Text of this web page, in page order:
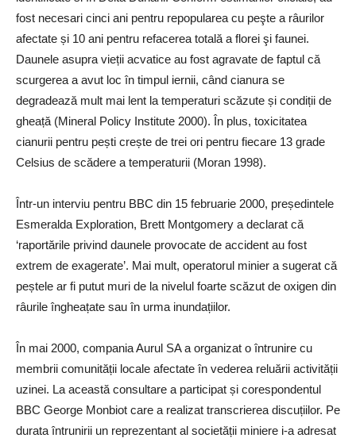
fost necesari cinci ani pentru repopularea cu peşte a râurilor
afectate și 10 ani pentru refacerea totală a florei şi faunei.
Daunele asupra vieții acvatice au fost agravate de faptul că
scurgerea a avut loc în timpul iernii, când cianura se
degradează mult mai lent la temperaturi scăzute și condiții de
gheață (Mineral Policy Institute 2000). În plus, toxicitatea
cianurii pentru pești crește de trei ori pentru fiecare 13 grade
Celsius de scădere a temperaturii (Moran 1998).
Într-un interviu pentru BBC din 15 februarie 2000, președintele
Esmeralda Exploration, Brett Montgomery a declarat că
‘raportările privind daunele provocate de accident au fost
extrem de exagerate’. Mai mult, operatorul minier a sugerat că
peștele ar fi putut muri de la nivelul foarte scăzut de oxigen din
râurile îngheațate sau în urma inundațiilor.
În mai 2000, compania Aurul SA a organizat o întrunire cu
membrii comunității locale afectate în vederea reluării activității
uzinei. La această consultare a participat și corespondentul
BBC George Monbiot care a realizat transcrierea discuțiilor. Pe
durata întrunirii un reprezentant al societății miniere i-a adresat